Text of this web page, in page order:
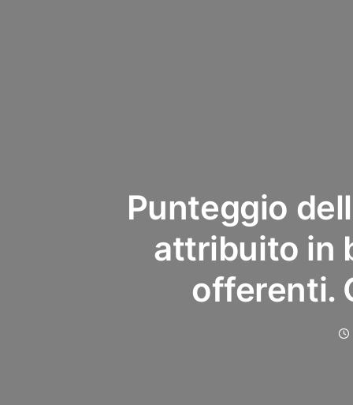
Punteggio
attribuito in
offerenti.